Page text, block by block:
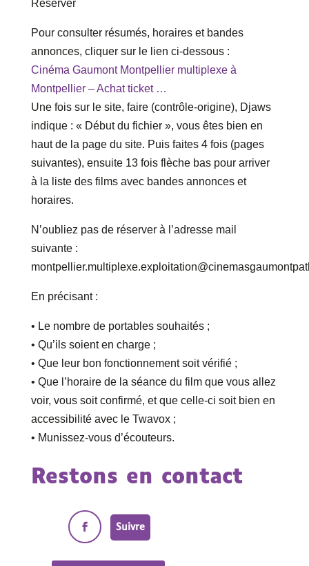
Réserver
Pour consulter résumés, horaires et bandes
annonces, cliquer sur le lien ci-dessous :
Cinéma Gaumont Montpellier multiplexe à
Montpellier – Achat ticket …
Une fois sur le site, faire (contrôle-origine), Djaws
indique : « Début du fichier », vous êtes bien en
haut de la page du site. Puis faites 4 fois (pages
suivantes), ensuite 13 fois flèche bas pour arriver
à la liste des films avec bandes annonces et
horaires.
N’oubliez pas de réserver à l’adresse mail
suivante :
En précisant :
• Le nombre de portables souhaités ;
• Qu’ils soient en charge ;
• Que leur bon fonctionnement soit vérifié ;
• Que l’horaire de la séance du film que vous allez
voir, vous soit confirmé, et que celle-ci soit bien en
accessibilité avec le Twavox ;
• Munissez-vous d’écouteurs.
Restons en contact
Suivre